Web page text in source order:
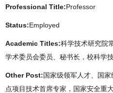
Professional Title:Professor
Status:Employed
Academic Titles:科学技术研究院
学术委员会委员、秘书长，校科学
Other Post:国家级领军人才、国
点项目技术首席专家，国家安全重